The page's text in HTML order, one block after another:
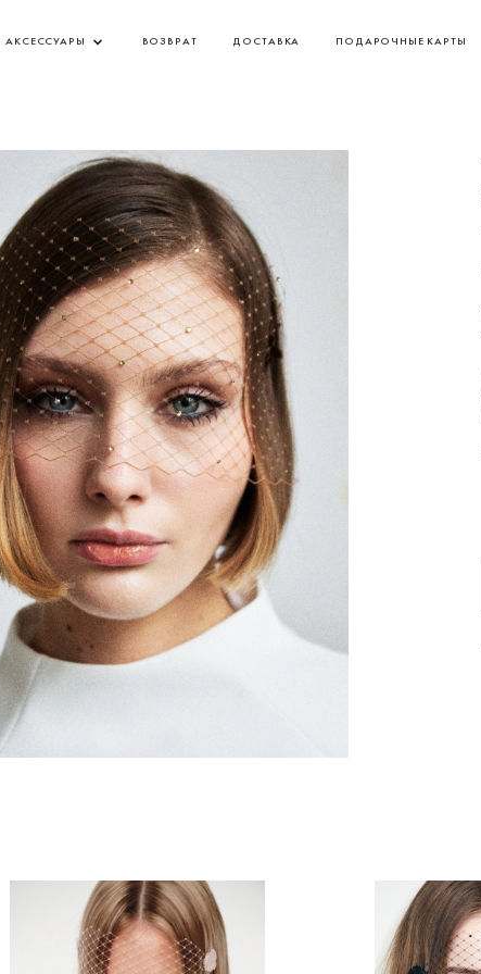
АКСЕССУАРЫ ВОЗВРАТ ДОСТАВКА ПОДАРОЧНЫЕ КАРТЫ